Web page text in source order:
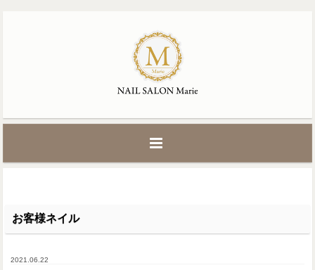
お客様ネイル
2021.06.22